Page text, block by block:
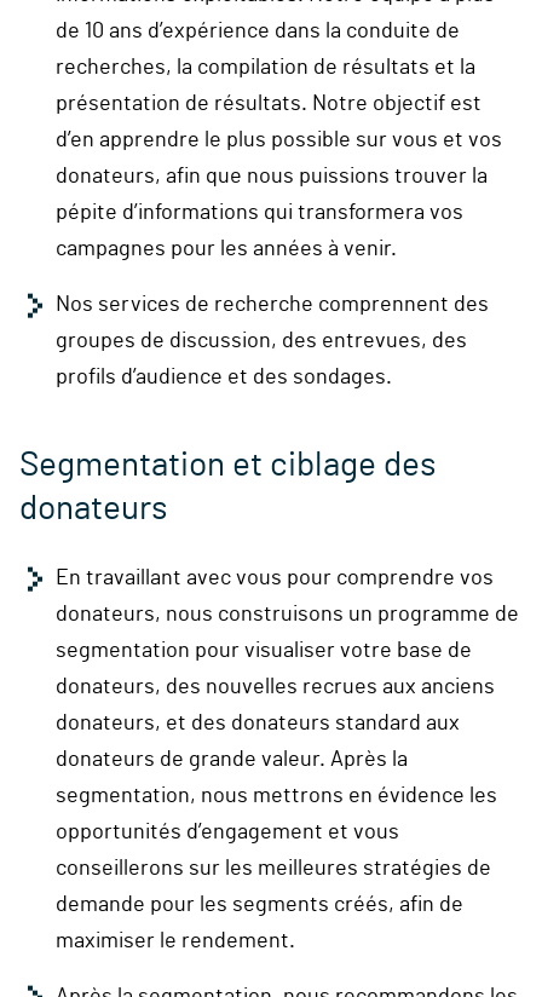
de 10 ans d’expérience dans la conduite de
recherches, la compilation de résultats et la
présentation de résultats. Notre objectif est
d’en apprendre le plus possible sur vous et vos
donateurs, afin que nous puissions trouver la
pépite d’informations qui transformera vos
campagnes pour les années à venir.
Nos services de recherche comprennent des
groupes de discussion, des entrevues, des
profils d’audience et des sondages.
Segmentation et ciblage des
donateurs
En travaillant avec vous pour comprendre vos
donateurs, nous construisons un programme de
segmentation pour visualiser votre base de
donateurs, des nouvelles recrues aux anciens
donateurs, et des donateurs standard aux
donateurs de grande valeur. Après la
segmentation, nous mettrons en évidence les
opportunités d’engagement et vous
conseillerons sur les meilleures stratégies de
demande pour les segments créés, afin de
maximiser le rendement.